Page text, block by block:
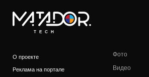
TECH
О проекте
Реклама на портале
Фото
Видео